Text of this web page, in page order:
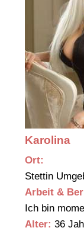
Karolina
Ort:
Stettin
Arbeit &
Ich bin
Alter: 36